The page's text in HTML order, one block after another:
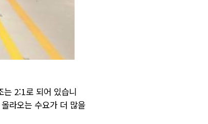
는 2:1로 되어 있습니
라오는 수요가 더 많을